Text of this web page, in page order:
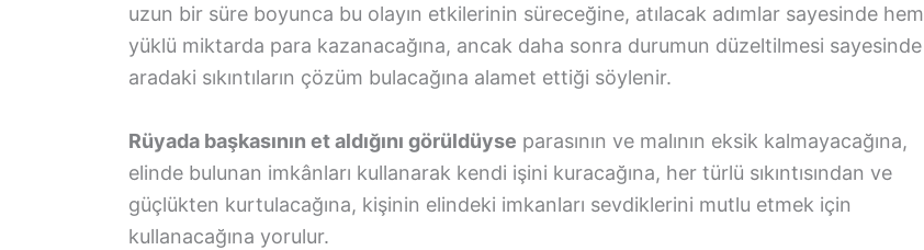
uzun bir süre boyunca bu olayın etkilerinin süreceğine, atılacak adımlar sayesinde hem
yüklü miktarda para kazanacağına, ancak daha sonra durumun düzeltilmesi sayesinde
aradaki sıkıntıların çözüm bulacağına alamet ettiği söylenir.
Rüyada başkasının et aldığını görüldüyse parasının ve malının eksik kalmayacağına,
elinde bulunan imkânları kullanarak kendi işini kuracağına, her türlü sıkıntısından ve
güçlükten kurtulacağına, kişinin elindeki imkanları sevdiklerini mutlu etmek için
kullanacağına yorulur.